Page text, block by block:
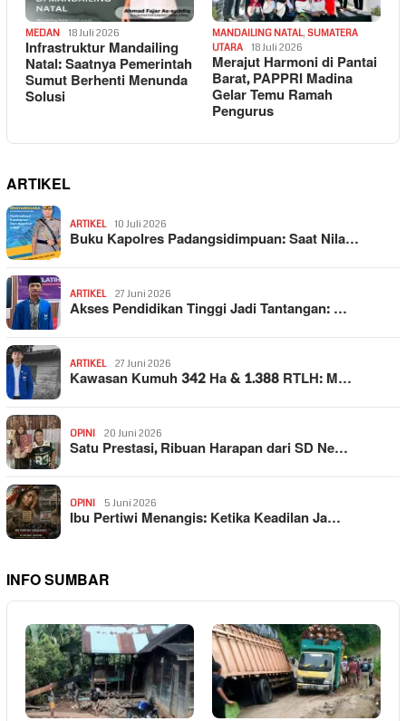
MEDAN 18 Juli 2026
Infrastruktur Mandailing
Natal: Saatnya Pemerintah
Sumut Berhenti Menunda
Solusi
MANDAILING NATAL, SUMATERA
UTARA
18 Juli 2026
Merajut Harmoni di Pantai
Barat, PAPPRI Madina
Gelar Temu Ramah
Pengurus
ARTIKEL
ARTIKEL 10 Juli 2026
Buku Kapolres Padangsidimpuan: Saat Nila…
ARTIKEL 27 Juni 2026
Akses Pendidikan Tinggi Jadi Tantangan: …
ARTIKEL 27 Juni 2026
Kawasan Kumuh 342 Ha & 1.388 RTLH: M…
OPINI 20 Juni 2026
Satu Prestasi, Ribuan Harapan dari SD Ne…
OPINI 5 Juni 2026
Ibu Pertiwi Menangis: Ketika Keadilan Ja…
INFO SUMBAR